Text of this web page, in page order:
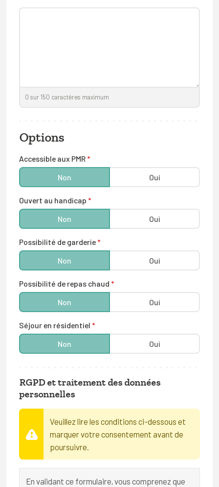
Escrime
Jujitsu
Karaté
Kickboxing
Kung-fu
Self-défense
Sports de raquette
Badminton
Squash
Tennis
Tennis de table
Sports gymniques, danse ou expression
Danse
Expression corporelle et relaxation
Fitness et stretching
Gymnastique
Gymnastique rythmique
0 sur150 caractères maximum
Options
Accessible aux PMR *
Non
Oui
Ouvert au handicap *
Non
Oui
Possibilité de garderie *
Non
Oui
Possibilité de repas chaud *
Non
Oui
Séjour en résidentiel *
Non
Oui
RGPD et traitement des données
personnelles
Veuillez lire les conditions ci-dessous et
marquer votre consentement avant de
poursuivre.
En validant ce formulaire, vous comprenez que